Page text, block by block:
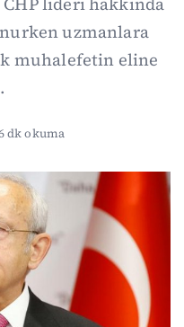
uzmanlara
muhalefetin eline
dk okuma